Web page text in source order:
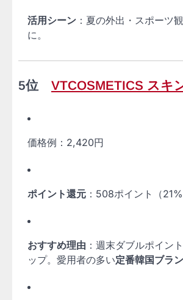
活用シーン ：夏の外出・スポーツ
に。
5位 VTCOSMETICS スキ
価格例：2,420円
ポイント還元 ：508ポイント（21%
おすすめ理由 ：週末ダブルポイン
ップ。愛用者の多い定番韓国ブラ